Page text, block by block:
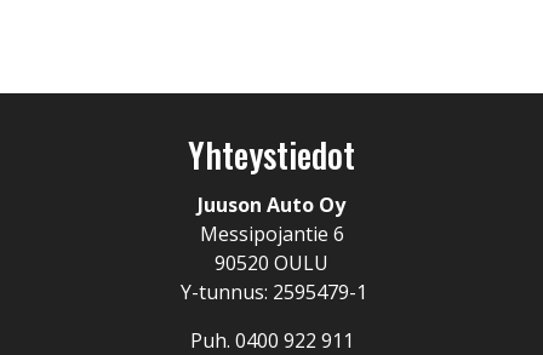
Yhteystiedot
Juuson Auto Oy
Messipojantie 6
90520 OULU
Y-tunnus: 2595479-1
Puh. 0400 922 911